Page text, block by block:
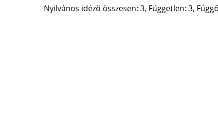
Nyilvános idéző összesen: 3, Független: 3,